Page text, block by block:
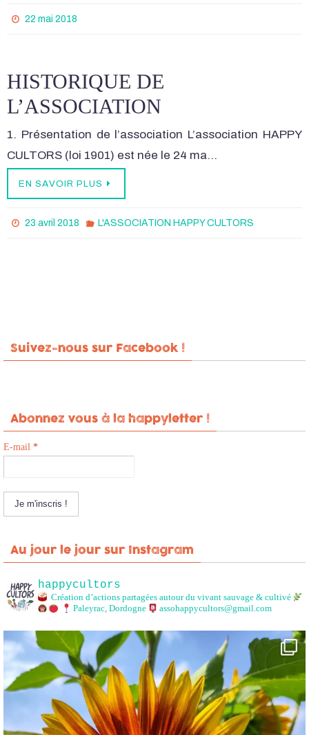
22 mai 2018
HISTORIQUE DE
L’ASSOCIATION
1. Présentation de l’association L’association HAPPY
CULTORS (loi 1901) est née le 24 ma…
EN SAVOIR PLUS
23 avril 2018 L'ASSOCIATION HAPPY CULTORS
Suivez-nous sur Facebook !
Abonnez vous à la happyletter !
E-mail *
Au jour le jour sur Instagram
happycultors
Création d’actions partagées autour du vivant sauvage & cultivé
Paleyrac, Dordogne
assohappycultors@gmail.com